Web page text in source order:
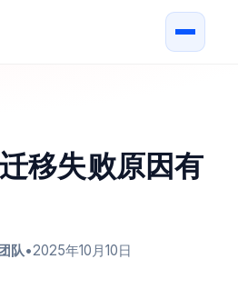
移失败原因有
队•2025年10月10日